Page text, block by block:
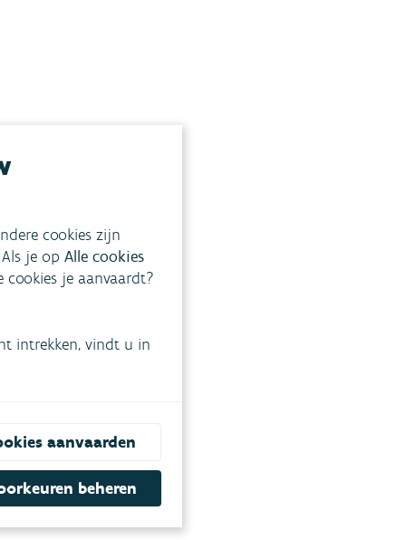
cookies zijn
je op Alle cookies
cookies je aanvaardt?
intrekken, vindt u in
aanvaarden
beheren